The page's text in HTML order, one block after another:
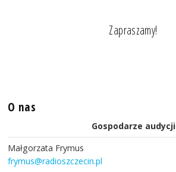
Zapraszamy!
O nas
Gospodarze audycji
Małgorzata Frymus
frymus@radioszczecin.pl